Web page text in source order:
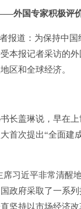
外国专家积极评
报道：为保持中
本报记者采访的
区和全球经济。
盖琳说，早在上
首次提出“全面
近平非常清醒
政府采取了一系
坚持以市场经济